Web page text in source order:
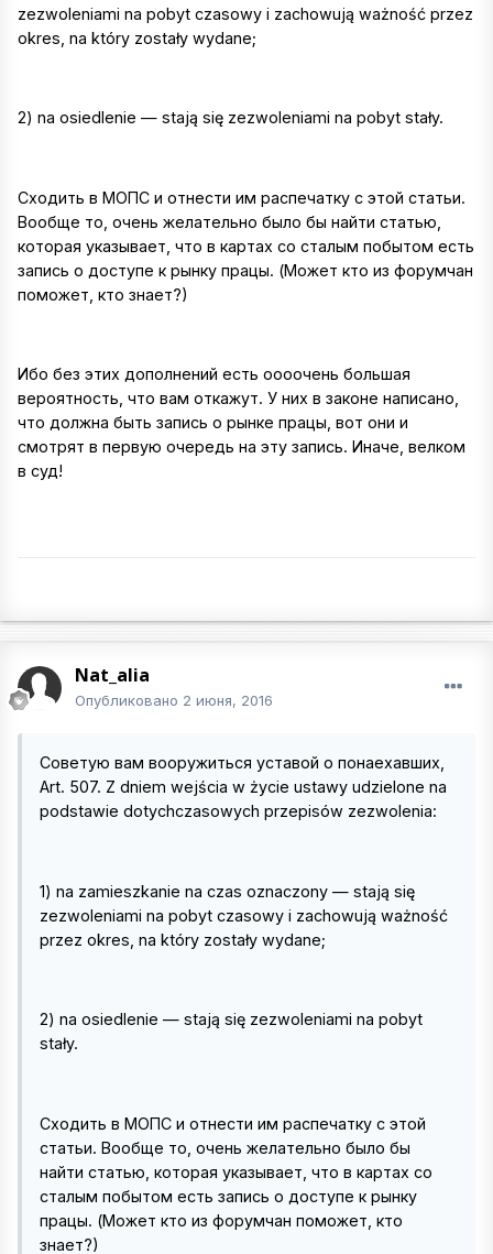
zezwoleniami na pobyt czasowy i zachowują ważność przez
okres, na który zostały wydane;
2) na osiedlenie — stają się zezwoleniami na pobyt stały.
Сходить в МОПС и отнести им распечатку с этой статьи.
Вообще то, очень желательно было бы найти статью,
которая указывает, что в картах со сталым побытом есть
запись о доступе к рынку працы. (Может кто из форумчан
поможет, кто знает?)
Ибо без этих дополнений есть оооочень большая
вероятность, что вам откажут. У них в законе написано,
что должна быть запись о рынке працы, вот они и
смотрят в первую очередь на эту запись. Иначе, велком
в суд!
Nat_alia
Опубликовано 2 июня, 2016
Советую вам вооружиться уставой о понаехавших,
Art. 507. Z dniem wejścia w życie ustawy udzielone na
podstawie dotychczasowych przepisów zezwolenia:
1) na zamieszkanie na czas oznaczony — stają się
zezwoleniami na pobyt czasowy i zachowują ważność
przez okres, na który zostały wydane;
2) na osiedlenie — stają się zezwoleniami na pobyt
stały.
Сходить в МОПС и отнести им распечатку с этой
статьи. Вообще то, очень желательно было бы
найти статью, которая указывает, что в картах со
сталым побытом есть запись о доступе к рынку
працы. (Может кто из форумчан поможет, кто
знает?)